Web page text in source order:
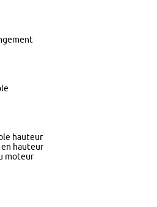
hauteur
hauteur
moteur